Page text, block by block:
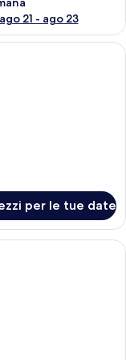
ago 21 - ago 23
letto moderna con un
per le tue date
d'albergo moderna con